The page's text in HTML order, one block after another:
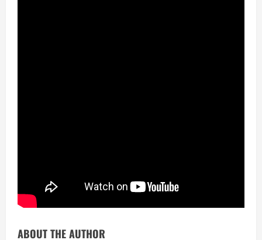
ABOUT THE AUTHOR